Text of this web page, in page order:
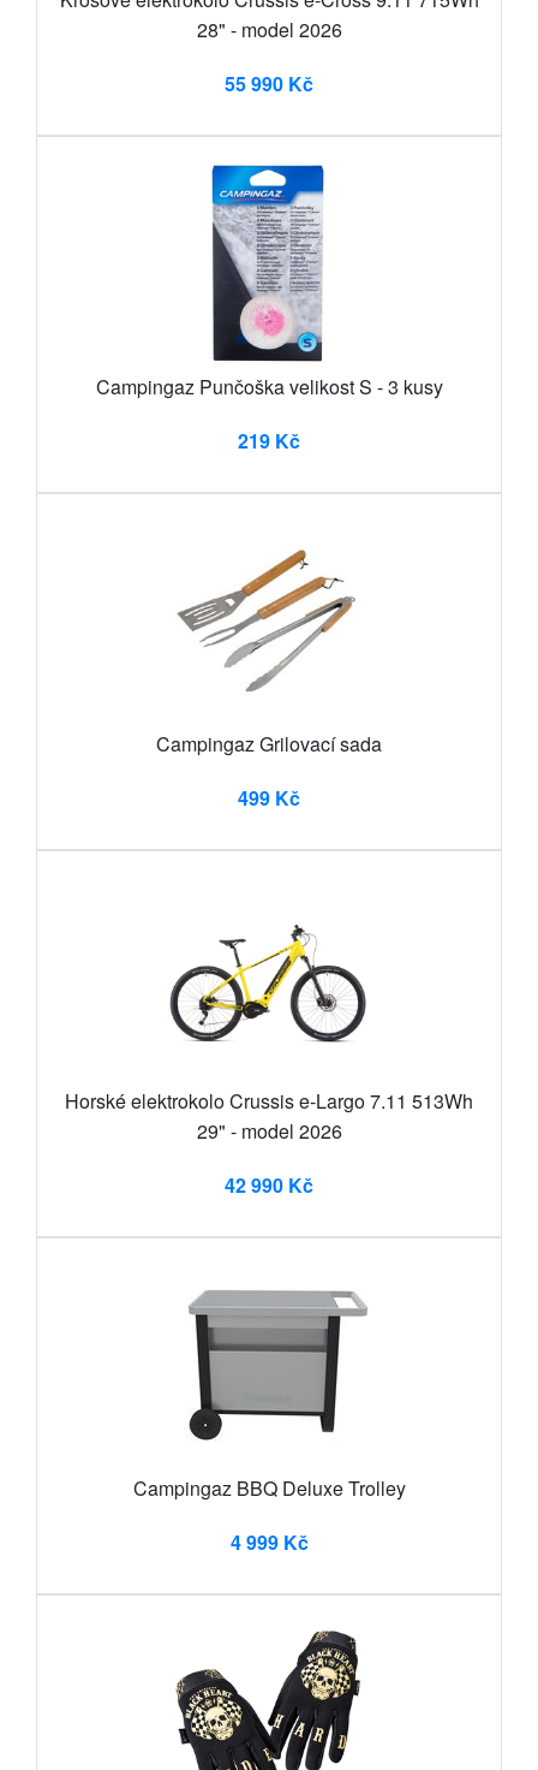
28" - model 2026
55 990 Kč
Campingaz Punčoška velikost S - 3 kusy
219 Kč
Campingaz Grilovací sada
499 Kč
Horské elektrokolo Crussis e-Largo 7.11 513Wh
29" - model 2026
42 990 Kč
Campingaz BBQ Deluxe Trolley
4 999 Kč